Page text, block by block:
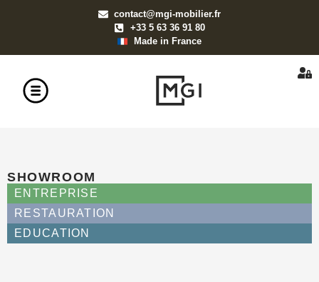
contact@mgi-mobilier.fr
+33 5 63 36 91 80
Made in France
SHOWROOM
ENTREPRISE
RESTAURATION
EDUCATION